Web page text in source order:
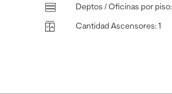
Deptos / Oficinas por piso
Cantidad Ascensores: 1